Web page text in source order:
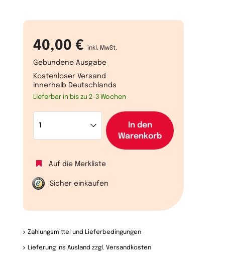
40,00 € inkl. MwSt.
Gebundene Ausgabe
Kostenloser Versand
innerhalb Deutschlands
Lieferbar in bis zu 2-3 Wochen
In den
Warenkorb
Auf die Merkliste
Sicher einkaufen
Zahlungsmittel und Lieferbedingungen
Lieferung ins Ausland zzgl. Versandkosten